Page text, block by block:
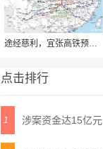
途经慈利，宜张高铁预可行性研究即将启动
点击排行
1 涉案资金达15亿